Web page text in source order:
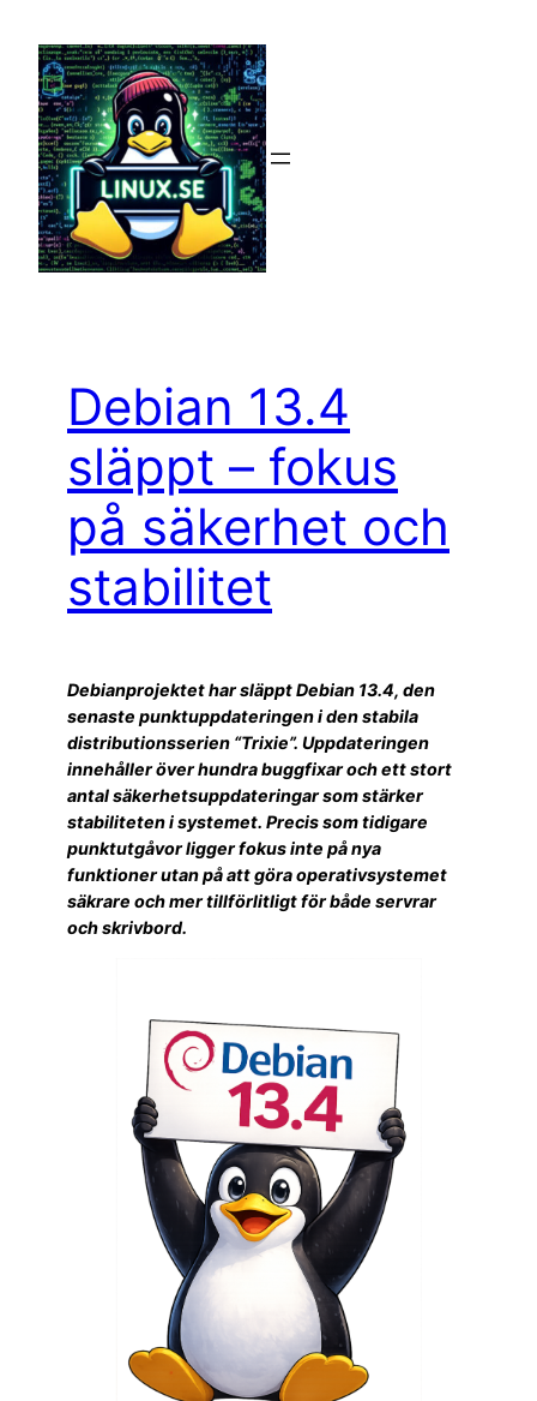
innehåll
Debian 13.4
släppt – fokus
på säkerhet och
stabilitet
Debianprojektet har släppt Debian 13.4, den
senaste punktuppdateringen i den stabila
distributionsserien “Trixie”. Uppdateringen
innehåller över hundra buggfixar och ett stort
antal säkerhetsuppdateringar som stärker
stabiliteten i systemet. Precis som tidigare
punktutgåvor ligger fokus inte på nya
funktioner utan på att göra operativsystemet
säkrare och mer tillförlitligt för både servrar
och skrivbord.